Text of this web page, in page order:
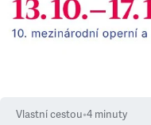
Vlastní cestou•4 minuty